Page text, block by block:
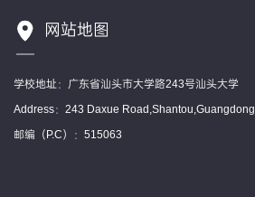
网站地图
学校地址：广东省汕头市大学路243号汕头大学
Address：243 Daxue Road,Shantou,Guangdong
邮编（P.C）：515063